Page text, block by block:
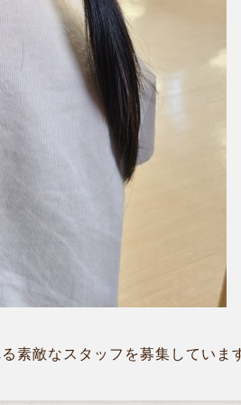
素敵なスタッフを募集してい